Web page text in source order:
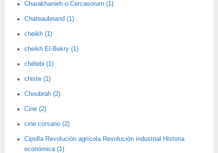
Charakhanieh o Cercasorum (1)
Chateaubriand (1)
cheikh (1)
cheikh El-Bekry (1)
chélebi (1)
chiste (1)
Choubrah (2)
Cine (2)
cine corsario (2)
Cipolla Revolución agrícola Revolución industrial Historia
económica (1)